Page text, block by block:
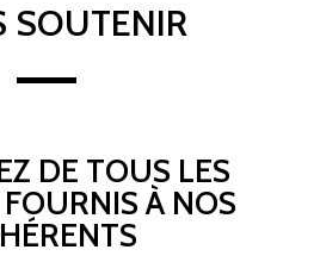
SOUTENIR
DE TOUS LES
FOURNIS À NOS